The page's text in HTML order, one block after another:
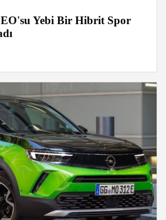
Yebi Bir Hibrit Spor